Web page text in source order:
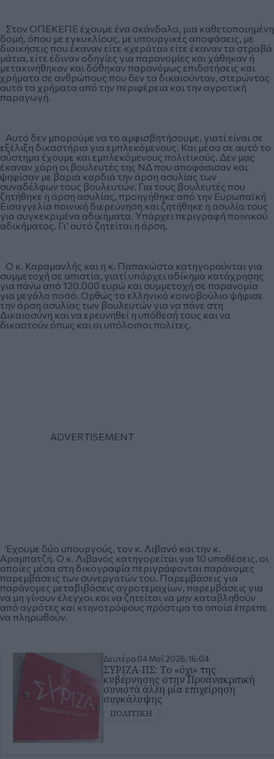
Στον ΟΠΕΚΕΠΕ έχουμε ένα σκάνδαλο, μια καθετοποιημένη
δομή, όπου με εγκυκλίους, με υπουργικές αποφάσεις, με
διοικήσεις που έκαναν είτε «χεράτα» είτε έκαναν τα στραβά
μάτια, είτε έδιναν οδηγίες για παρανομίες και χάθηκαν ή
μετακινήθηκαν και δόθηκαν παρανόμως επιδοτήσεις και
χρήματα σε ανθρώπους που δεν τα δικαιούνταν, στερώντας
αυτά τα χρήματα από την περιφέρεια και την αγροτική
παραγωγή.
Αυτό δεν μπορούμε να το αμφισβητήσουμε, γιατί είναι σε
εξέλιξη δικαστήρια για εμπλεκόμενους. Και μέσα σε αυτό το
σύστημα έχουμε και εμπλεκόμενους πολιτικούς. Δεν μας
έκαναν χάρη οι βουλευτές της ΝΔ που αποφάσισαν και
ψηφίσαν με βαριά καρδιά την άρση ασυλίας των
συναδέλφων τους βουλευτών. Για τους βουλευτές που
ζητήθηκε η άρση ασυλίας, προηγήθηκε από την Ευρωπαϊκή
Εισαγγελία ποινική διερεύνηση και ζητήθηκε η ασυλία τους
για συγκεκριμένα αδικήματα. Υπάρχει περιγραφή ποινικού
αδικήματος. Γι’ αυτό ζητείται η άρση.
Ο κ. Καραμανλής και η κ. Παπακώστα κατηγορούνται για
συμμετοχή σε απιστία, γιατί υπάρχει αδίκημα κατάχρησης
για πάνω από 120.000 ευρώ και συμμετοχή σε παρανομία
για μεγάλο ποσό. Ορθώς το ελληνικό κοινοβούλιο ψήφισε
την άρση ασυλίας των βουλευτών για να πάνε στη
Δικαιοσύνη και να ερευνηθεί η υπόθεσή τους και να
δικαστούν όπως και οι υπόλοιποι πολίτες.
Έχουμε δύο υπουργούς, τον κ. Λιβανό και την κ.
Αραμπατζή. Ο κ. Λιβανός κατηγορείται για 10 υποθέσεις, οι
οποίες μέσα στη δικογραφία περιγράφονται παράνομες
παρεμβάσεις των συνεργατών του. Παρεμβάσεις για
παράνομες μεταβιβάσεις αγροτεμαχίων, παρεμβάσεις για
να μη γίνουν έλεγχοι και να ζητείται να μην καταβληθούν
από αγρότες και κτηνοτρόφους πρόστιμα τα οποία έπρεπε
να πληρωθούν.
Δευτέρα 04 Μαΐ 2026, 16:04
ΣΥΡΙΖΑ-ΠΣ: Το «όχι» της
κυβέρνησης στην Προανακριτική
συνιστά άλλη μία επιχείρηση
συγκάλυψης
ΠΟΛΙΤΙΚΗ